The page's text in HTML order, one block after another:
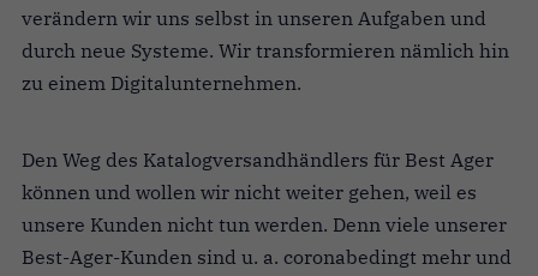
verändern wir uns selbst in unseren Aufgaben und
durch neue Systeme. Wir transformieren nämlich hin
zu einem Digital­unternehmen.
Den Weg des Katalogversandhändlers für Best Ager
können und wollen wir nicht weiter gehen, weil es
unsere Kunden nicht tun werden. Denn viele unserer
Best­-Ager-­Kunden sind u. a. coronabedingt mehr und